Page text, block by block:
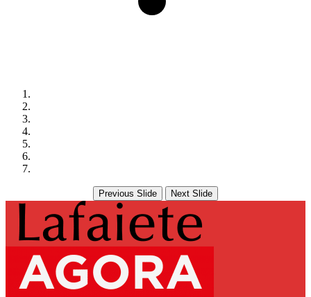
Previous Slide Next Slide